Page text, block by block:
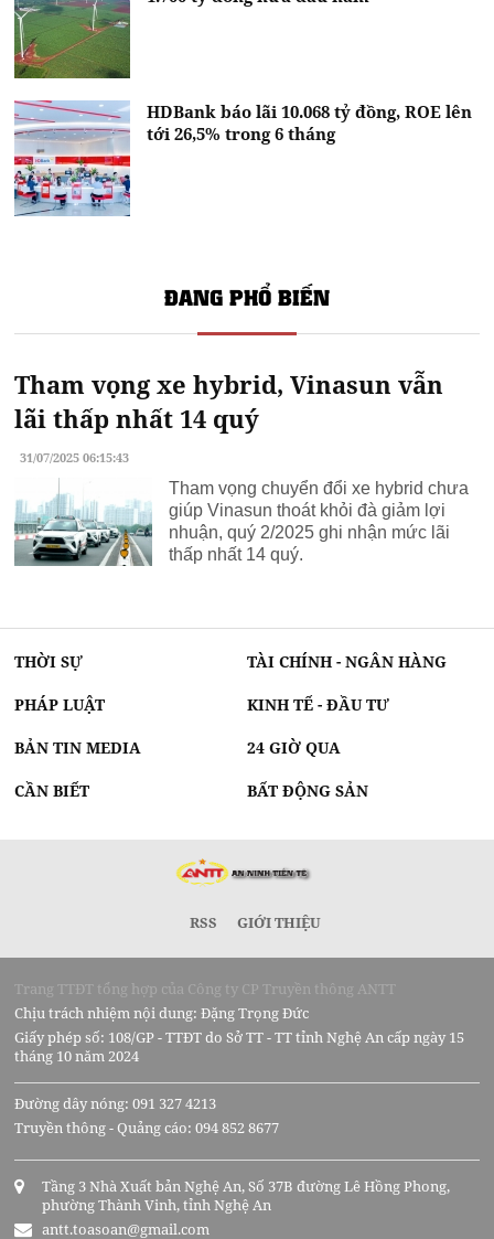
HDBank báo lãi 10.068 tỷ đồng, ROE lên
tới 26,5% trong 6 tháng
ĐANG PHỔ BIẾN
Tham vọng xe hybrid, Vinasun vẫn
lãi thấp nhất 14 quý
31/07/2025 06:15:43
Tham vọng chuyển đổi xe hybrid chưa
giúp Vinasun thoát khỏi đà giảm lợi
nhuận, quý 2/2025 ghi nhận mức lãi
thấp nhất 14 quý.
THỜI SỰ TÀI CHÍNH - NGÂN HÀNG
PHÁP LUẬT KINH TẾ - ĐẦU TƯ
BẢN TIN MEDIA 24 GIỜ QUA
CẦN BIẾT BẤT ĐỘNG SẢN
RSS GIỚI THIỆU
Trang TTĐT tổng hợp của Công ty CP Truyền thông ANTT
Chịu trách nhiệm nội dung: Đặng Trọng Đức
Giấy phép số: 108/GP - TTĐT do Sở TT - TT tỉnh Nghệ An cấp ngày 15
tháng 10 năm 2024
Đường dây nóng: 091 327 4213
Truyền thông - Quảng cáo: 094 852 8677
Tầng 3 Nhà Xuất bản Nghệ An, Số 37B đường Lê Hồng Phong,
phường Thành Vinh, tỉnh Nghệ An
antt.toasoan@gmail.com